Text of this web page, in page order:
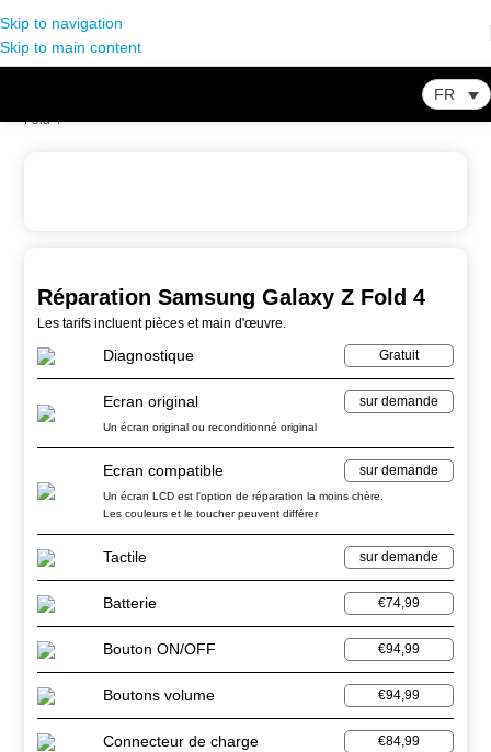
Skip to navigation
Skip to main content
FR
Réparation Samsung Galaxy Z
Fold 4
Réparation Samsung Galaxy Z Fold 4
Les tarifs incluent pièces et main d'œuvre.
Diagnostique Gratuit
Ecran original sur demande
Un écran original ou reconditionné original
Ecran compatible sur demande
Un écran LCD est l'option de réparation la moins chère.
Les couleurs et le toucher peuvent différer
Tactile sur demande
Batterie €74,99
Bouton ON/OFF €94,99
Boutons volume €94,99
Connecteur de charge €84,99